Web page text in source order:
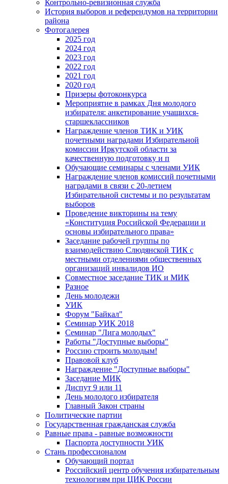
Контрольно-ревизионная служба
История выборов и референдумов на территории
района
Фотогалерея
2025 год
2024 год
2023 год
2022 год
2021 год
2020 год
Призеры фотоконкурса
Мероприятие в рамках Дня молодого
избирателя: анкетирование учащихся-
старшеклассников
Награждение членов ТИК и УИК
почетными наградами Избирательной
комиссии Иркутской области за
качественную подготовку и п
Обучающие семинары с членами УИК
Награждение членов комиссий почетными
наградами в связи с 20-летием
Избирательной системы и по результатам
выборов
Проведение викторины на тему
«Конституция Российской Федерации и
основы избирательного права»
Заседание рабочей группы по
взаимодействию Слюдянской ТИК с
местными отделениями общественных
организаций инвалидов ИО
Совместное заседание ТИК и МИК
Разное
День молодежи
УИК
Форум "Байкал"
Семинар УИК 2018
Семинар "Лига молодых"
Работы "Доступные выборы"
Россию строить молодым!
Правовой клуб
Награждение "Доступные выборы"
Заседание МИК
Диспут 9 или 11
День молодого избирателя
Главный Закон страны
Политические партии
Государственная гражданская служба
Равные права - равные возможности
Паспорта доступности УИК
Стань профессионалом
Обучающий портал
Российский центр обучения избирательным
технологиям при ЦИК России